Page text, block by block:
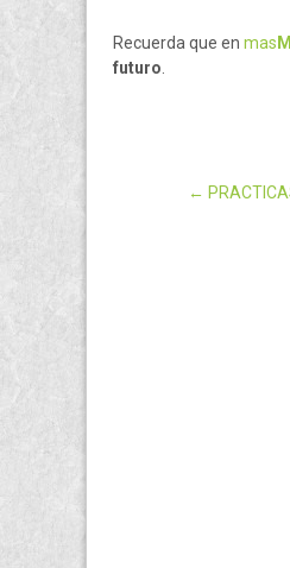
Recuerda que enmas
futuro
←